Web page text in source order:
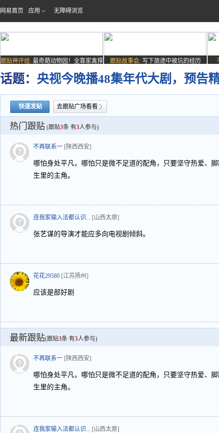
网易首页 应用 无障碍浏览
跟贴神评组: 最奇葩动物园！全靠家禽撑
场子
跟贴故事会: 写下旅途中被坑的经历
话题： 央视今晚播48集年代大剧，预告
快速发贴 去跟贴广场看看
热门跟贴 (跟贴3条 有3人参与)
不再联系一 [陕西西安]
哪怕身处平凡，哪怕只是微不足道的配角，只要坚守热爱、
生里的主角。
连我家输入法都认识... [山西太原]
张艺谋的导演才能应多向电视剧倾斜。
花花29580 [江苏扬州]
应该是部好剧
最新跟贴(跟贴3条 有3人参与)
不再联系一 [陕西西安]
哪怕身处平凡，哪怕只是微不足道的配角，只要坚守热爱、
生里的主角。
连我家输入法都认识... [山西太原]